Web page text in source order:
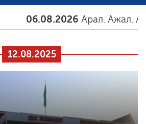
06.08.2026 Арал. Ажал. Айғақ
12.08.2025